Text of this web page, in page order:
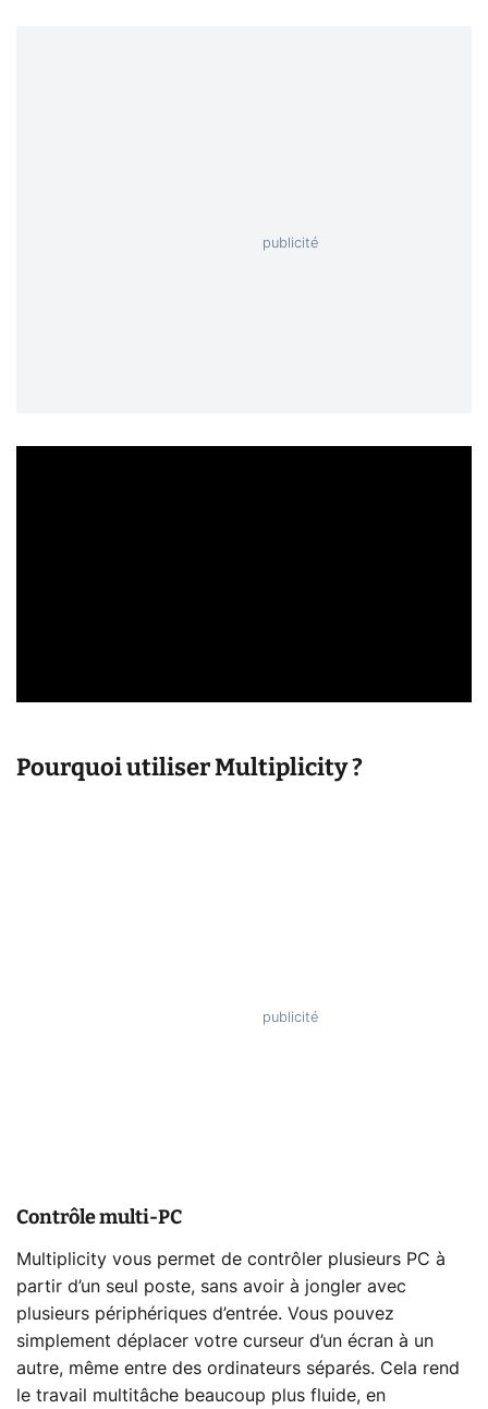
Pourquoi utiliser Multiplicity ?
Contrôle multi-PC
Multiplicity vous permet de contrôler plusieurs PC à
partir d’un seul poste, sans avoir à jongler avec
plusieurs périphériques d’entrée. Vous pouvez
simplement déplacer votre curseur d’un écran à un
autre, même entre des ordinateurs séparés. Cela rend
le travail multitâche beaucoup plus fluide, en